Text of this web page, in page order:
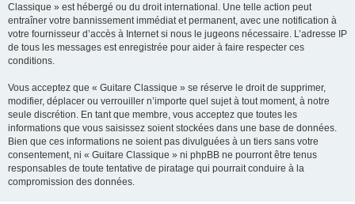
Classique » est hébergé ou du droit international. Une telle action peut
entraîner votre bannissement immédiat et permanent, avec une notification à
votre fournisseur d’accès à Internet si nous le jugeons nécessaire. L’adresse IP
de tous les messages est enregistrée pour aider à faire respecter ces
conditions.
Vous acceptez que « Guitare Classique » se réserve le droit de supprimer,
modifier, déplacer ou verrouiller n’importe quel sujet à tout moment, à notre
seule discrétion. En tant que membre, vous acceptez que toutes les
informations que vous saisissez soient stockées dans une base de données.
Bien que ces informations ne soient pas divulguées à un tiers sans votre
consentement, ni « Guitare Classique » ni phpBB ne pourront être tenus
responsables de toute tentative de piratage qui pourrait conduire à la
compromission des données.